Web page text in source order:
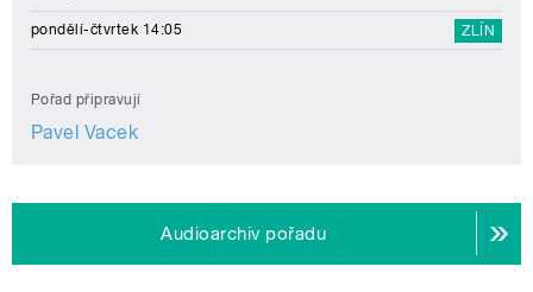
pondělí-čtvrtek 14:05 ZLÍN
Pořad připravují
Pavel Vacek
Audioarchiv pořadu